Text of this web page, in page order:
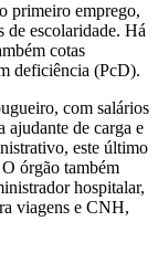
primeiro emprego,
de escolaridade. Há
cotas
deficiência (PcD).
com salários
ajudante de carga e
este último
órgão também
hospitalar,
viagens e CNH,